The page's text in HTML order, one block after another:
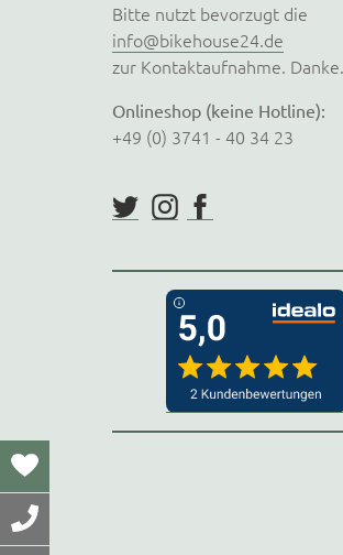
Bitte nutzt bevorzugt die
info@bikehouse24.de
zur Kontaktaufnahme. Danke.
Onlineshop (keine Hotline):
+49 (0) 3741 - 40 34 23